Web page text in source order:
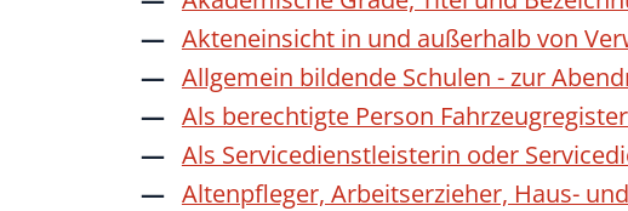
Akteneinsicht in und außerhalb von
Allgemein bildende Schulen - zur
Als berechtigte Person
Als Servicedienstleisterin oder
Altenpfleger, Arbeitserzieher, Haus-